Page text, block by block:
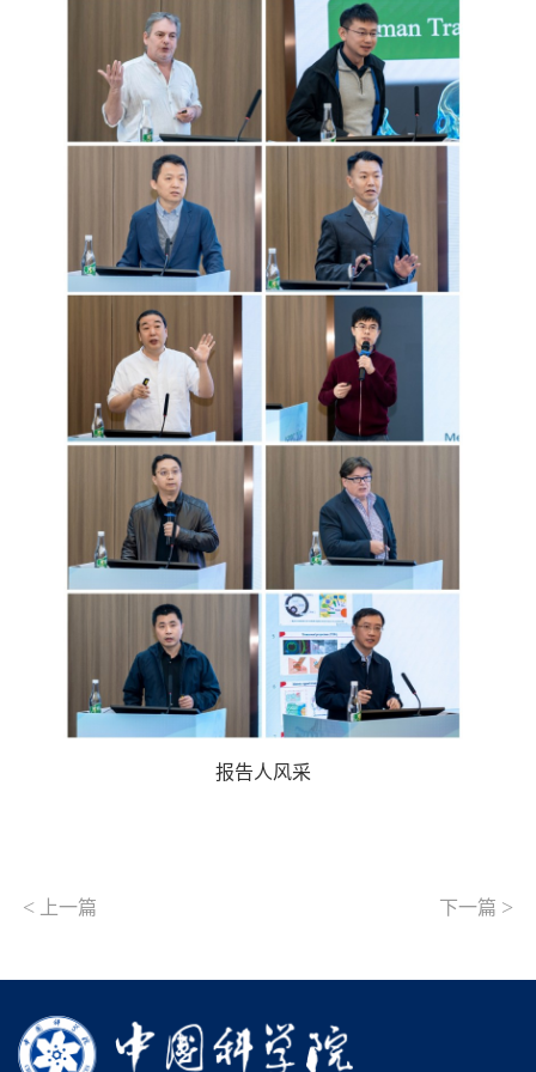
报告人风采
< 上一篇 下一篇 >